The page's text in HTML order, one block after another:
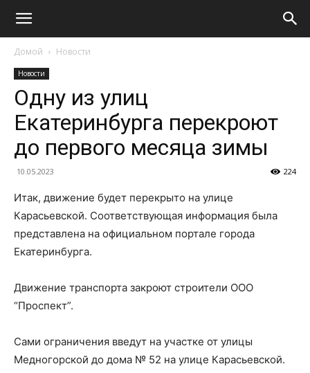
Домой Новости
Новости
Одну из улиц
Екатеринбурга перекроют
до первого месяца зимы
10.05.2023 224
Итак, движение будет перекрыто на улице
Карасьевской. Соответствующая информация была
представлена на официальном портале города
Екатеринбурга.
Движение транспорта закроют строители ООО
“Проспект”.
Сами ограничения введут на участке от улицы
Медногорской до дома № 52 на улице Карасьевской.